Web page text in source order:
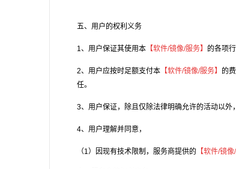
五、用户的权利义务
1、用户保证其使用本 【软件/镜像/服务】 的各项
2、用户应按时足额支付本 【软件/镜像/服务】 的
任。
3、用户保证，除且仅除法律明确允许的活动以
4、用户理解并同意，
（1）因现有技术限制，服务商提供的 【软件/镜像